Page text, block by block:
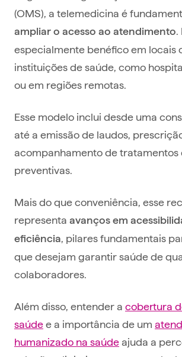
(OMS), a telemedicina é
ampliar o acesso ao atendimento.
especialmente benéfico em locais
instituições de saúde, como
ou em regiões remotas.
Esse modelo inclui desde uma
até a emissão de laudos,
acompanhamento de tratamentos
preventivas.
Mais do que conveniência, esse
representa avanços em
eficiência, pilares fundamentais
que desejam garantir saúde de
colaboradores.
Além disso, entender a cobertura
saúdee a importância de um
humanizado na saúdeajuda a